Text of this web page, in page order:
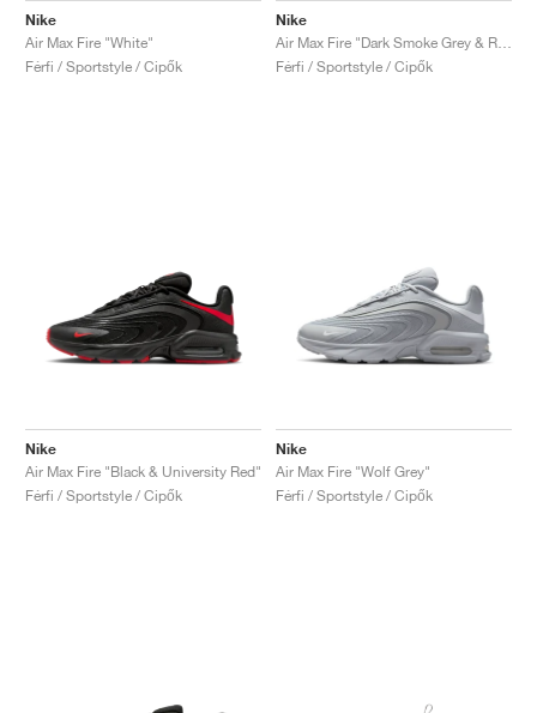
Nike
Air Max Fire "White"
Férfi / Sportstyle / Cipők
Nike
Férfi / Sportstyle / Cipők
Nike
Air Max Fire "Black & University Red"
Férfi / Sportstyle / Cipők
Nike
Air Max Fire "Wolf Grey"
Férfi / Sportstyle / Cipők